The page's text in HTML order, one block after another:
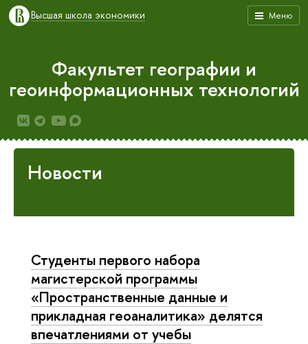
Меню
Высшая школа экономики
Факультет географии и
геоинформационных технологий
Новости
Студенты первого набора
магистерской программы
«Пространственные данные и
прикладная геоаналитика» делятся
впечатлениями от учебы